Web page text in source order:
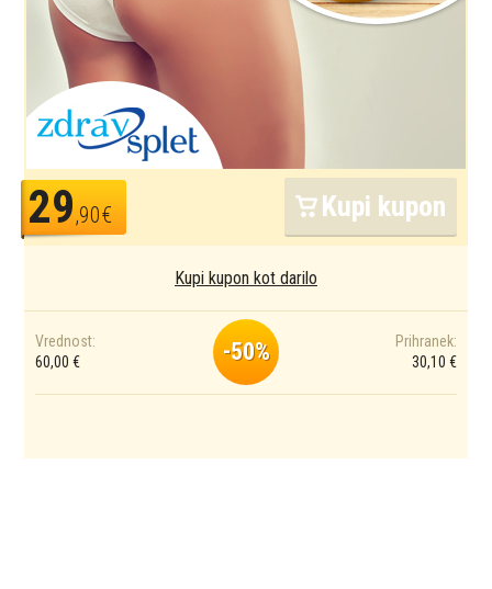
29,90€ Kupi kupon
Kupi kupon kot darilo
Vrednost:
60,00 €
-50%
Prihranek:
30,10 €